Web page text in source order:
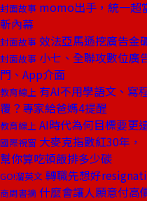
封面故事 momo出手，統一超
斬內幕
封面故事 效法亞馬遜挖廣告金
封面故事 小七、全聯攻數位廣
門、App介面
教育線上 有AI不用學語文、寫
覆？專家給爸媽4提醒
教育線上 AI時代為何目標要更
國際視窗 大麥克指數紅30年，
幫你算吃頓飯排多少碳
GO!溜英文 轉職先想好
商周書摘 什麼會讓人願意付高